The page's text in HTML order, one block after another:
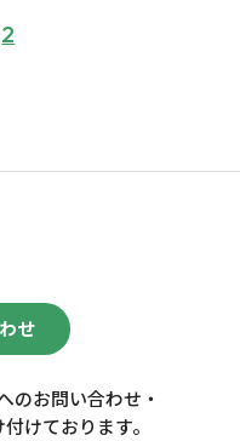
2
せ
のお問い合わせ・
けております。